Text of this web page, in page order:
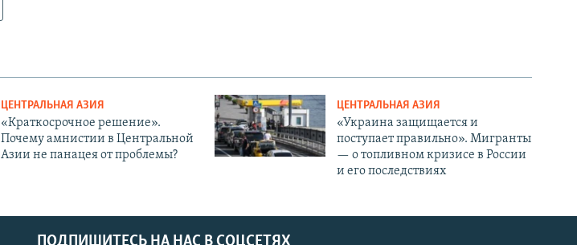
ЦЕНТРАЛЬНАЯ АЗИЯ
«Краткосрочное решение».
Почему амнистии в Центральной
Азии не панацея от проблемы?
ЦЕНТРАЛЬНАЯ АЗИЯ
«Украина защищается и
поступает правильно». Мигранты
— о топливном кризисе в России
и его последствиях
ПОДПИШИТЕСЬ НА НАС В СОЦСЕТЯХ